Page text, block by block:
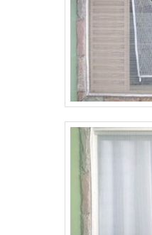
telas para fachada e
ótima qualidade e
com um time de
serviço, além de
modernos, que se
Tecnyl Telas é uma
preferência no
qualidade, o que
de todos os clientes.